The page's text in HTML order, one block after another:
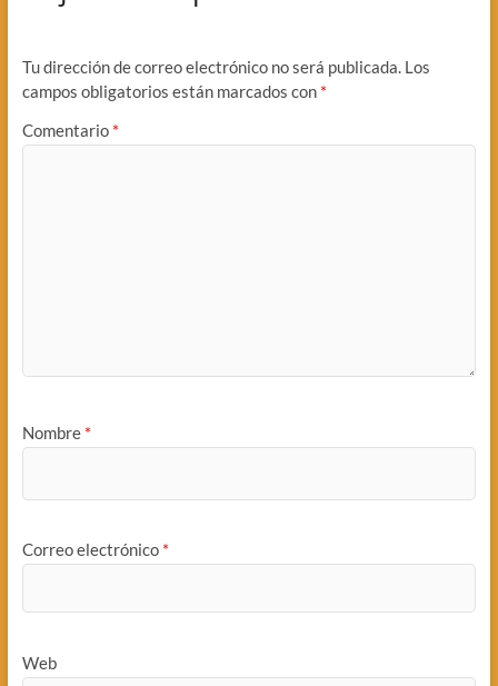
Tu dirección de correo electrónico no será publicada. Los
campos obligatorios están marcados con *
Comentario *
Nombre *
Correo electrónico *
Web